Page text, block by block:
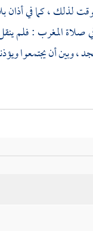
لذلك ، كما في أذان
صلاة المغرب : فلم
، وبين أن يجتمعوا
. والمنقول عنأبي